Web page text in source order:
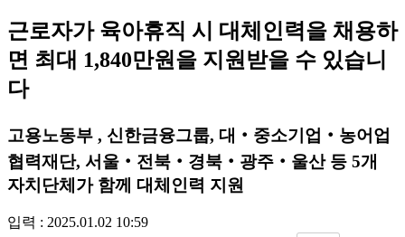
근로자가 육아휴직 시 대체인력을 채용하
면 최대 1,840만원을 지원받을 수 있습니
다
고용노동부 , 신한금융그룹, 대‧중소기업‧농어업
협력재단, 서울‧전북‧경북‧광주‧울산 등 5개
자치단체가 함께 대체인력 지원
입력 : 2025.01.02 10:59